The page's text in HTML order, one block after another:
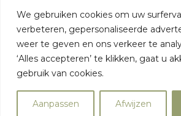
We gebruiken cookies om uw
verbeteren, gepersonaliseerde
weer te geven en ons verkeer te
‘Alles accepteren’ te klikken, gaat u
gebruik van cookies.
Aanpassen Afwijzen
© Punte Juwelier Utrecht. Website
Watch this Agency BV